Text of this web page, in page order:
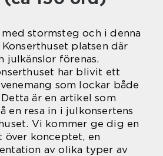
stormsteg och i denna
platsen där
julkänslor förenas.
har blivit ett
som lockar både
är en artikel som
en resa in i julkonsertens
Vi kommer ge dig en
konceptet, en
av olika typer av